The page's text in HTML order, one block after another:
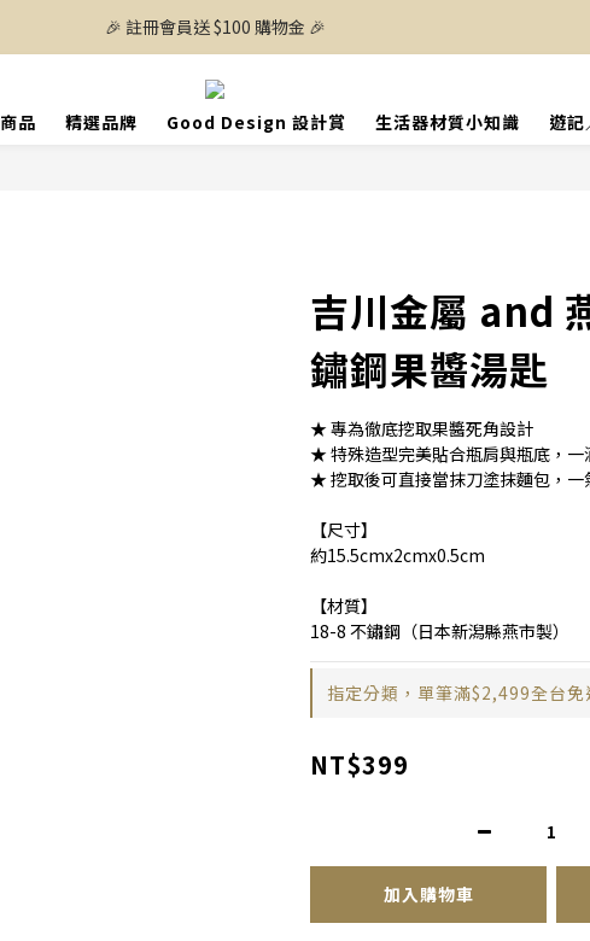
🎉 註冊會員送 $100 購物金 🎉
品 精選品牌 Good Design 設計賞 生活器材質小知識 遊
吉川金屬 and
鏽鋼果醬湯匙
★ 專為徹底挖取果醬死角設計
★ 特殊造型完美貼合瓶肩與瓶底，一
★ 挖取後可直接當抹刀塗抹麵包，一
【尺寸】
約15.5cmx2cmx0.5cm
【材質】
18-8 不鏽鋼（日本新潟縣燕市製）
指定分類，單筆滿$2,499全台免
NT$399
加入購物車